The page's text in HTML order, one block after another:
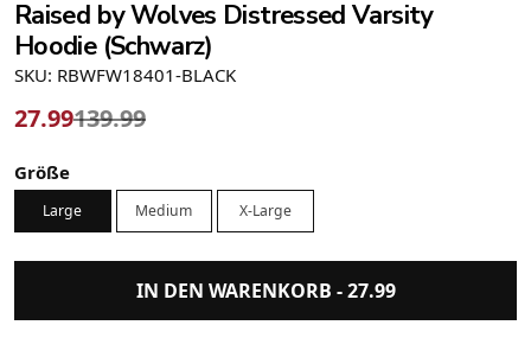
Raised by Wolves Distressed Varsity
Hoodie (Schwarz)
SKU: RBWFW18401-BLACK
27.99139.99
Größe
Large Medium X-Large
IN DEN WARENKORB -27.99